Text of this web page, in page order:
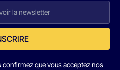
que vous acceptez nos